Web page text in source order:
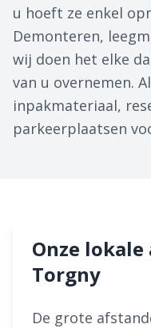
u hoeft ze enkel
Demonteren,
wij doen het elke
van u overnemen.
inpakmateriaal,
parkeerplaatsen
Onze
Torgny
De grote